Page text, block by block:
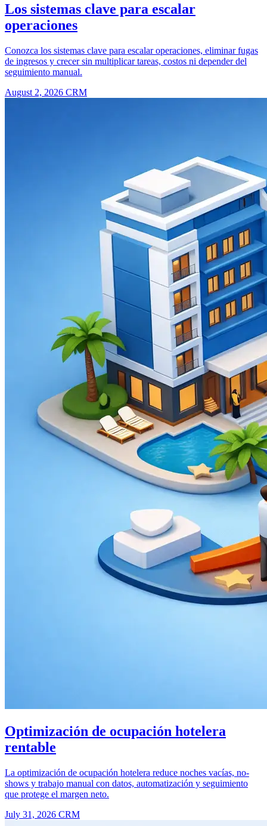
Los sistemas clave para escalar
operaciones
Conozca los sistemas clave para escalar operaciones, eliminar fugas
de ingresos y crecer sin multiplicar tareas, costos ni depender del
seguimiento manual.
August 2, 2026 CRM
Optimización de ocupación hotelera
rentable
La optimización de ocupación hotelera reduce noches vacías, no-
shows y trabajo manual con datos, automatización y seguimiento
que protege el margen neto.
July 31, 2026 CRM